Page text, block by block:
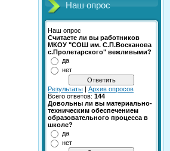
Наш опрос
Наш опрос
Считаете ли вы работников
МКОУ "СОШ им. С.П.Восканова
с.Пролетарского" вежливыми?
да
нет
Результаты
Архив опросов
Всего ответов: 144
Довольны ли вы материально-
техническим обеспечением
образовательного процесса в
школе?
да
нет